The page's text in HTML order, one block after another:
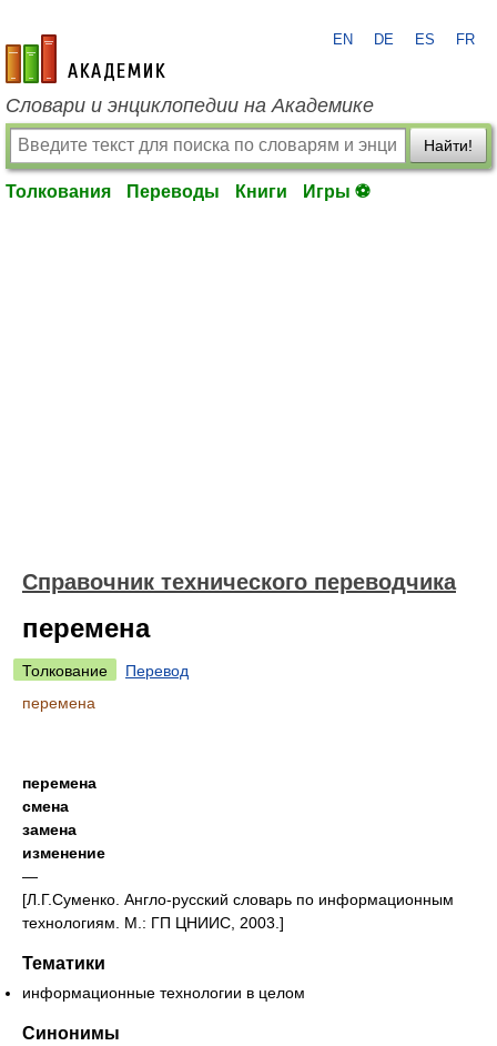
academic.ru
EN DE ES FR
Словари и энциклопедии на Академике
Найти!
Толкования Переводы Книги Игры ⚽
Справочник технического переводчика
перемена
Толкование
Перевод
перемена
перемена
смена
замена
изменение
—
[Л.Г.Суменко. Англо-русский словарь по информационным
технологиям. М.: ГП ЦНИИС, 2003.]
Тематики
информационные технологии в целом
Синонимы